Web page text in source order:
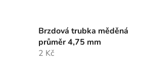
Brzdová trubka měděná
průměr 4,75 mm
2 Kč